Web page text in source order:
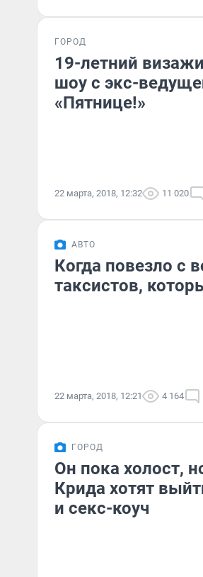
ГОРОД
19-летний
шоу с экс-
«Пятнице!»
22 марта, 2018, 12:32 11 020
АВТО
Когда повезло с
таксистов,
22 марта, 2018, 12:21 4 164
ГОРОД
Он пока холост,
Крида хотят
и секс-коуч